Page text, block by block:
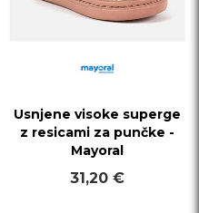
Usnjene visoke superge
z resicami za punčke -
Mayoral
31,20 €